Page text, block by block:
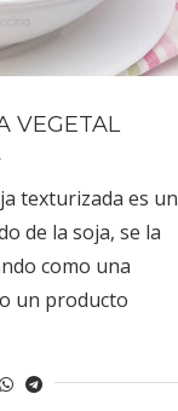
VEGETAL
texturizada es un
de la soja, se la
como una
un producto